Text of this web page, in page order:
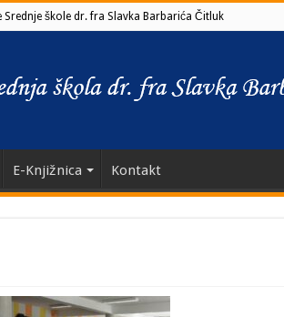
škole dr. fra Slavka Barbarića Čitluk
E-Knjižnica Kontakt